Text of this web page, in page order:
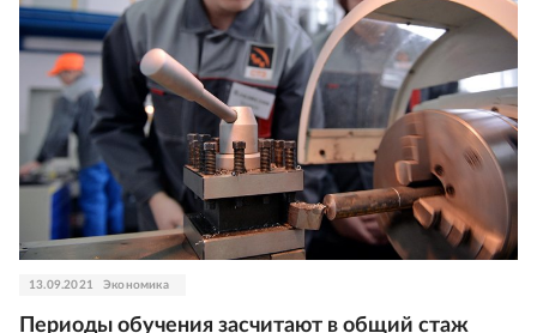
13.09.2021 Экономика
Периоды обучения засчитают в общий стаж